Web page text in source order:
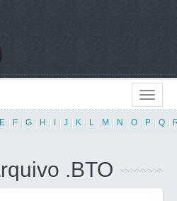
E F G H J K L M N O P Q
.BTO